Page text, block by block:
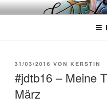
Zum
InhaltVon Büchern erzählen
VERÖFFENTLICHT
31/03/2016 VON KERSTIN
#jdtb16 – Meine
März